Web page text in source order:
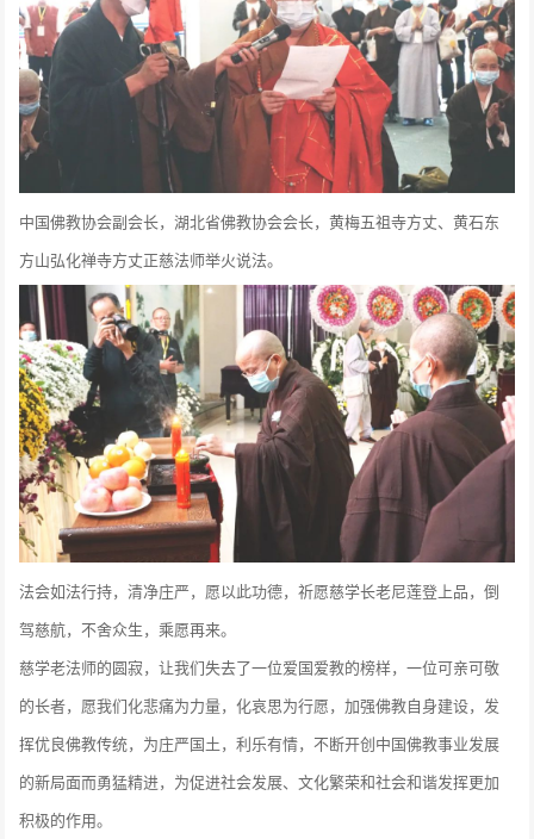
中国佛教协会副会长，湖北省佛教协会会长，黄梅五祖寺方丈、黄石东
方山弘化禅寺方丈正慈法师举火说法。
法会如法行持，清净庄严，愿以此功德，祈愿慈学长老尼莲登上品，倒
驾慈航，不舍众生，乘愿再来。
慈学老法师的圆寂，让我们失去了一位爱国爱教的榜样，一位可亲可敬
的长者，愿我们化悲痛为力量，化哀思为行愿，加强佛教自身建设，发
挥优良佛教传统，为庄严国土，利乐有情，不断开创中国佛教事业发展
的新局面而勇猛精进，为促进社会发展、文化繁荣和社会和谐发挥更加
积极的作用。